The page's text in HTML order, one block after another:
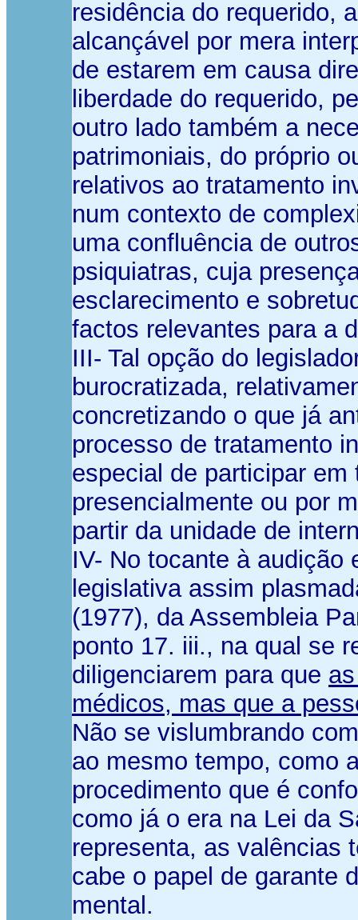
residência do requerido,
alcançável por mera
de estarem em causa
liberdade do requerido,
outro lado também a
patrimoniais, do próprio
relativos ao tratamento
num contexto de
uma confluência de
psiquiatras, cuja
esclarecimento e
factos relevantes para a
III- Tal opção do
burocratizada,
concretizando o que já
processo de tratamento
especial de participar
presencialmente ou por
partir da unidade de
IV- No tocante à audição
legislativa assim
(1977), da Assembleia
ponto 17. iii., na qual se
diligenciarem para que
médicos, mas que a
Não se vislumbrando
ao mesmo tempo, como
procedimento que é
como já o era na Lei da
representa, as valências
cabe o papel de garante
mental.